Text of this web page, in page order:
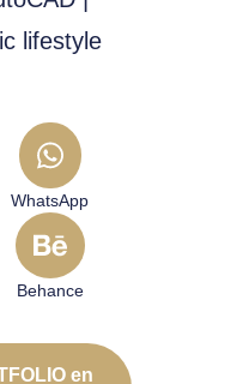
lifestyle
WhatsApp
Behance
en